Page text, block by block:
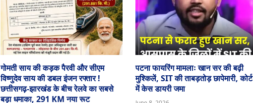
गोमती साय की कड़क पैरवी और सीएम
विष्णुदेव साय की डबल इंजन रफ्तार !
छत्तीसगढ़-झारखंड के बीच रेलवे का सबसे
बड़ा धमाका, 291 KM नया रूट
पटना फायरिंग मामलाः खान सर की बढ़ी
मुश्किलें, SIT की ताबड़तोड़ छापेमारी, कोर्ट
में केस डायरी जमा